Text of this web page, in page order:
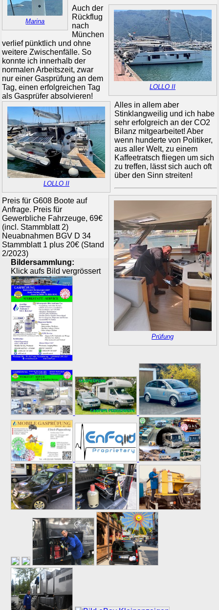
Marina
LOLLO II
Auch der
Rückflug
nach
München
verlief pünktlich und ohne
weitere Zwischenfälle. So
konnte ich innerhalb der
normalen Arbeitszeit, zwar
nur einer Gasprüfung an dem
Tag, einen erfolgreichen Tag
als Gasprüfer absolvieren!
LOLLO II
Alles in allem aber
Stinklangweilig und ich habe
sehr erfolgreich an der CO2
Bilanz mitgearbeitet! Aber
wenn hunderte von Politiker,
aus aller Welt, zu einem
Kaffeetratsch fliegen um sich
zu treffen, lässt sich auch oft
über den Sinn streiten!
Prüfung
Preis für G608 Boote auf
Anfrage. Preis für
Gewerbliche Fahrzeuge, 69€
(incl. Stammblatt 2)
Neuabnahmen BGV D 34
Stammblatt 1 plus 20€ (Stand
2/2023)
Bildersammlung:
Klick aufs Bild vergrössert